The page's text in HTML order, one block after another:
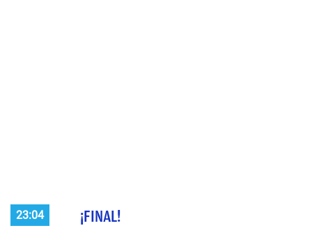
23:04 ¡FINAL!